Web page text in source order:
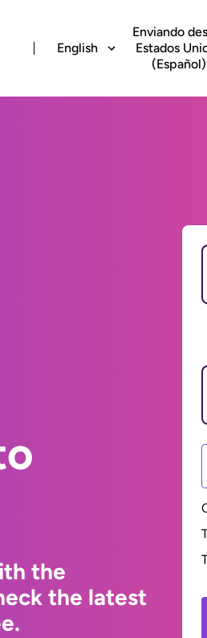
English
Enviando
Estados
(Español)
the
the latest